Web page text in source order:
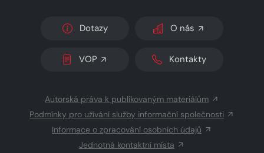
Dotazy O nás
VOP Kontakty
Autorská práva k publikovaným materiálům
Podmínky pro užívání služby informační společnosti
Informace o zpracování osobních údajů
Jednotná kontaktní místa